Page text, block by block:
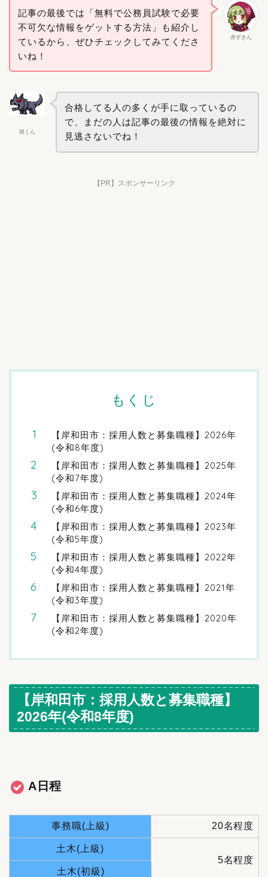
赤ずきん
記事の最後では「無料で公務員試験で必要
不可欠な情報をゲットする方法」も紹介し
ているから、ぜひチェックしてみてくださ
いね！
狼くん
合格してる人の多くが手に取っているの
で、まだの人は記事の最後の情報を絶対に
見逃さないでね！
【PR】スポンサーリンク
もくじ
【岸和田市：採用人数と募集職種】2026年
(令和8年度)
【岸和田市：採用人数と募集職種】2025年
(令和7年度)
【岸和田市：採用人数と募集職種】2024年
(令和6年度)
【岸和田市：採用人数と募集職種】2023年
(令和5年度)
【岸和田市：採用人数と募集職種】2022年
(令和4年度)
【岸和田市：採用人数と募集職種】2021年
(令和3年度)
【岸和田市：採用人数と募集職種】2020年
(令和2年度)
【岸和田市：採用人数と募集職種】
2026年(令和8年度)
A日程
事務職(上級) 20名程度
土木(上級)
5名程度
土木(初級)